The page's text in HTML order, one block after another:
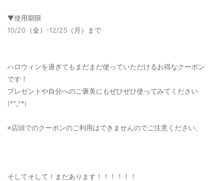
▼使用期限
10/20（金）-12/25（月）まで
ハロウィンを過ぎてもまだまだ使っていただけるお得なクーポン
です！
プレゼントや自分へのご褒美にもぜひぜひ使ってみてください
(*^_^*)
※店頭でのクーポンのご利用はできませんのでご注意ください。
そしてそして！まだあります！！！！！！